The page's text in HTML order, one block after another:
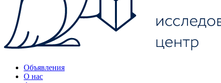
Объявления
О нас